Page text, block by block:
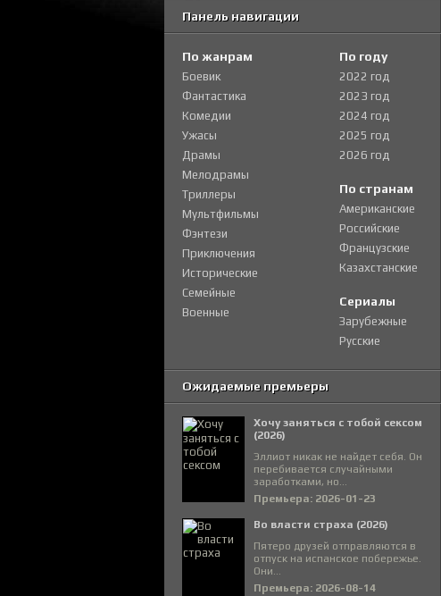
Панель навигации
По жанрам
Боевик
Фантастика
Комедии
Ужасы
Драмы
Мелодрамы
Триллеры
Мультфильмы
Фэнтези
Приключения
Исторические
Семейные
Военные
По году
2022 год
2023 год
2024 год
2025 год
2026 год
По странам
Американские
Российские
Французские
Казахстанские
Сериалы
Зарубежные
Русские
Ожидаемые премьеры
Хочу заняться с тобой сексом
(2026)
Эллиот никак не найдет себя. Он
перебивается случайными
заработками, но...
Премьера: 2026-01-23
Во власти страха (2026)
Пятеро друзей отправляются в
отпуск на испанское побережье.
Они...
Премьера: 2026-08-14